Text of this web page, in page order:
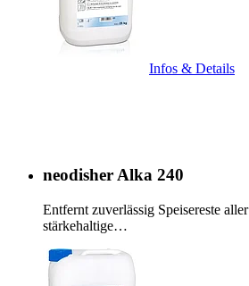
Infos & Details
neodisher Alka 240
Entfernt zuverlässig Speisereste
stärkehaltige…